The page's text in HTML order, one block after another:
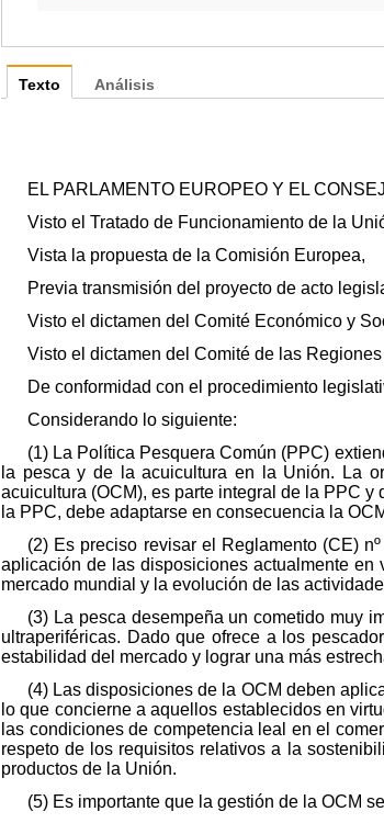
Texto
EL PARLAMENTO EUROPEO Y EL
Visto el Tratado de Funcionamiento de la
Vista la propuesta de la Comisión Europea,
Previa transmisión del proyecto de acto
Visto el dictamen del Comité Económico y
Visto el dictamen del Comité de las Regiones
De conformidad con el procedimiento
Considerando lo siguiente:
(1) La Política Pesquera Común (PPC)
la pesca y de la acuicultura en la Unión. La
acuicultura (OCM), es parte integral de la PPC
la PPC, debe adaptarse en consecuencia la
(2) Es preciso revisar el Reglamento (CE)
aplicación de las disposiciones actualmente
mercado mundial y la evolución de las
(3) La pesca desempeña un cometido muy
ultraperiféricas. Dado que ofrece a los
estabilidad del mercado y lograr una más
(4) Las disposiciones de la OCM deben
lo que concierne a aquellos establecidos en
las condiciones de competencia leal en el
respeto de los requisitos relativos a la
productos de la Unión.
(5) Es importante que la gestión de la OCM
Análisis